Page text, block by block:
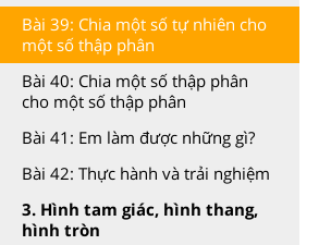
Bài 39: Chia một số tự nhiên cho
một số thập phân
Bài 40: Chia một số thập phân
cho một số thập phân
Bài 41: Em làm được những gì?
Bài 42: Thực hành và trải nghiệm
3. Hình tam giác, hình thang,
hình tròn